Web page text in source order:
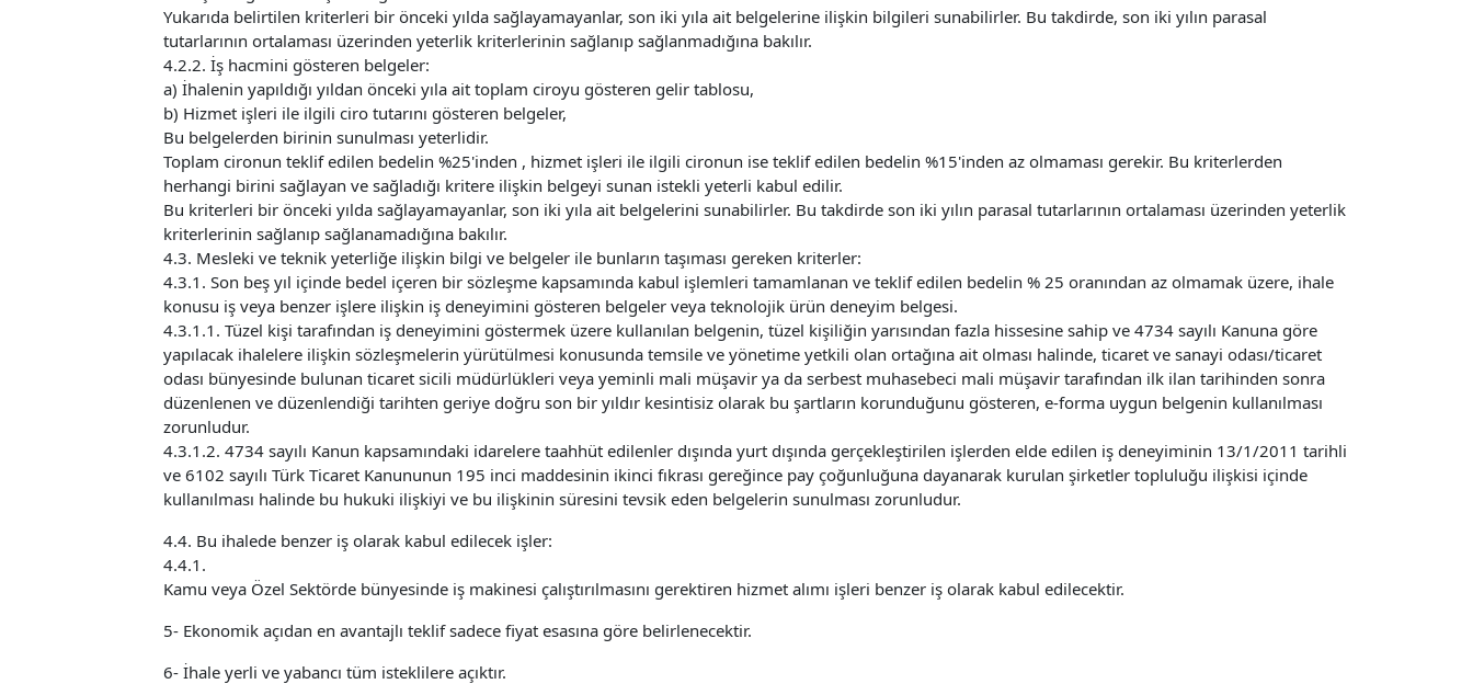
Yukarıda belirtilen kriterleri bir önceki yılda sağlayamayanlar, son iki yıla ait belgelerine ilişkin bilgileri sunabilirler. Bu takdirde, son iki yılın parasal
tutarlarının ortalaması üzerinden yeterlik kriterlerinin sağlanıp sağlanmadığına bakılır.
4.2.2. İş hacmini gösteren belgeler:
a) İhalenin yapıldığı yıldan önceki yıla ait toplam ciroyu gösteren gelir tablosu,
b) Hizmet işleri ile ilgili ciro tutarını gösteren belgeler,
Bu belgelerden birinin sunulması yeterlidir.
Toplam cironun teklif edilen bedelin %25'inden , hizmet işleri ile ilgili cironun ise teklif edilen bedelin %15'inden az olmaması gerekir. Bu kriterlerden
herhangi birini sağlayan ve sağladığı kritere ilişkin belgeyi sunan istekli yeterli kabul edilir.
Bu kriterleri bir önceki yılda sağlayamayanlar, son iki yıla ait belgelerini sunabilirler. Bu takdirde son iki yılın parasal tutarlarının ortalaması üzerinden yeterlik
kriterlerinin sağlanıp sağlanamadığına bakılır.
4.3. Mesleki ve teknik yeterliğe ilişkin bilgi ve belgeler ile bunların taşıması gereken kriterler:
4.3.1. Son beş yıl içinde bedel içeren bir sözleşme kapsamında kabul işlemleri tamamlanan ve teklif edilen bedelin % 25 oranından az olmamak üzere, ihale
konusu iş veya benzer işlere ilişkin iş deneyimini gösteren belgeler veya teknolojik ürün deneyim belgesi.
4.3.1.1. Tüzel kişi tarafından iş deneyimini göstermek üzere kullanılan belgenin, tüzel kişiliğin yarısından fazla hissesine sahip ve 4734 sayılı Kanuna göre
yapılacak ihalelere ilişkin sözleşmelerin yürütülmesi konusunda temsile ve yönetime yetkili olan ortağına ait olması halinde, ticaret ve sanayi odası/ticaret
odası bünyesinde bulunan ticaret sicili müdürlükleri veya yeminli mali müşavir ya da serbest muhasebeci mali müşavir tarafından ilk ilan tarihinden sonra
düzenlenen ve düzenlendiği tarihten geriye doğru son bir yıldır kesintisiz olarak bu şartların korunduğunu gösteren, e-forma uygun belgenin kullanılması
zorunludur.
4.3.1.2. 4734 sayılı Kanun kapsamındaki idarelere taahhüt edilenler dışında yurt dışında gerçekleştirilen işlerden elde edilen iş deneyiminin 13/1/2011 tarihli
ve 6102 sayılı Türk Ticaret Kanununun 195 inci maddesinin ikinci fıkrası gereğince pay çoğunluğuna dayanarak kurulan şirketler topluluğu ilişkisi içinde
kullanılması halinde bu hukuki ilişkiyi ve bu ilişkinin süresini tevsik eden belgelerin sunulması zorunludur.
4.4. Bu ihalede benzer iş olarak kabul edilecek işler:
4.4.1.
Kamu veya Özel Sektörde bünyesinde iş makinesi çalıştırılmasını gerektiren hizmet alımı işleri benzer iş olarak kabul edilecektir.
5- Ekonomik açıdan en avantajlı teklif sadece fiyat esasına göre belirlenecektir.
6- İhale yerli ve yabancı tüm isteklilere açıktır.